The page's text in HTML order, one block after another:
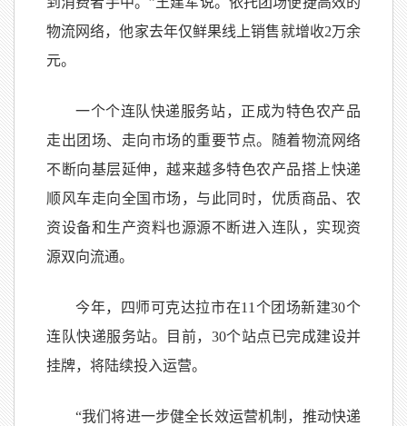
物流网络，他家去年仅鲜果线上销售就增收2万余
元。
一个个连队快递服务站，正成为特色农产品
走出团场、走向市场的重要节点。随着物流网络
不断向基层延伸，越来越多特色农产品搭上快递
顺风车走向全国市场，与此同时，优质商品、农
资设备和生产资料也源源不断进入连队，实现资
源双向流通。
今年，四师可克达拉市在11个团场新建30个
连队快递服务站。目前，30个站点已完成建设并
挂牌，将陆续投入运营。
“我们将进一步健全长效运营机制，推动快递